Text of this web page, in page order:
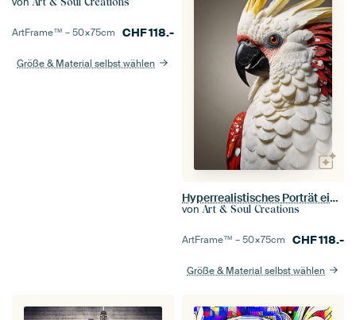
ArtFrame™ –50×75cm CHF118.-
Größe & Material selbst wählen
Hyperrealistisches Porträt eines rot-weißen Papageis
von Art & Soul Creations
ArtFrame™ –50×75cm CHF118.-
Größe & Material selbst wählen